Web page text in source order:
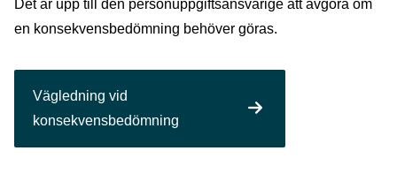
Det är upp till den personuppgiftsansvarige att avgöra om
en konsekvensbedömning behöver göras.
Vägledning vid
konsekvensbedömning